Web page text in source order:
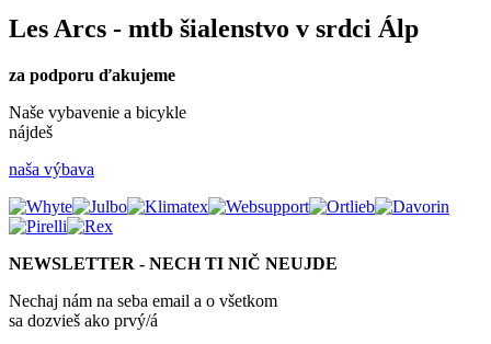
Les Arcs - mtb šialenstvo v srdci Álp
za podporu ďakujeme
Naše vybavenie a bicykle
nájdeš
naša výbava
NEWSLETTER - NECH TI NIČ NEUJDE
Nechaj nám na seba email a o všetkom
sa dozvieš ako prvý/á